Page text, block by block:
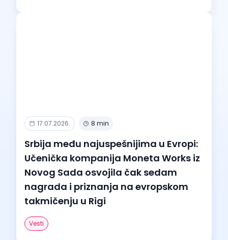
17.07.2026. 8 min
Srbija među najuspešnijima u Evropi:
Učenička kompanija Moneta Works iz
Novog Sada osvojila čak sedam
nagrada i priznanja na evropskom
takmičenju u Rigi
Vesti